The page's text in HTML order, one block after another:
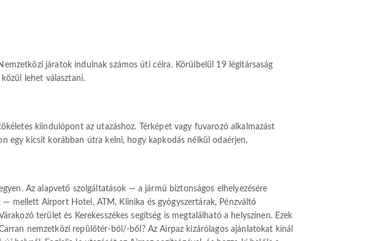
járatok indulnak számos úti célra. Körülbelül 19 légitársaság
lehet választani.
kiindulópont az utazáshoz. Térképet vagy fuvarozó alkalmazást
egy kicsit korábban útra kelni, hogy kapkodás nélkül odaérjen.
Az alapvető szolgáltatások — a jármű biztonságos elhelyezésére
mellett Airport Hotel, ATM, Klinika és gyógyszertárak, Pénzváltó
terület és Kerekesszékes segítség is megtalálható a helyszínen. Ezek
nemzetközi repülőtér-ból/-ből? Az Airpaz kizárólagos ajánlatokat kínál